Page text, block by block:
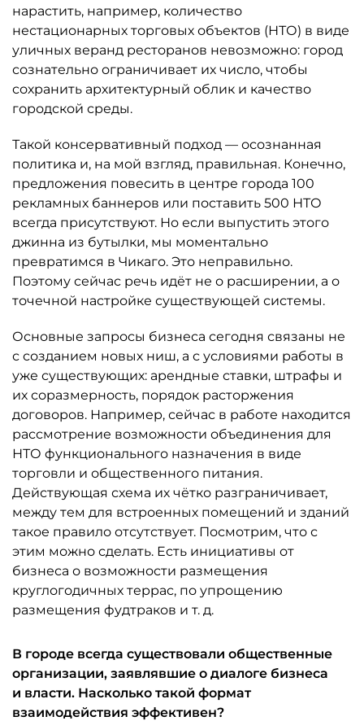
нарастить, например, количество
нестационарных торговых объектов (НТО) в виде
уличных веранд ресторанов невозможно: город
сознательно ограничивает их число, чтобы
сохранить архитектурный облик и качество
городской среды.
Такой консервативный подход — осознанная
политика и, на мой взгляд, правильная. Конечно,
предложения повесить в центре города 100
рекламных баннеров или поставить 500 НТО
всегда присутствуют. Но если выпустить этого
джинна из бутылки, мы моментально
превратимся в Чикаго. Это неправильно.
Поэтому сейчас речь идёт не о расширении, а о
точечной настройке существующей системы.
Основные запросы бизнеса сегодня связаны не
с созданием новых ниш, а с условиями работы в
уже существующих: арендные ставки, штрафы и
их соразмерность, порядок расторжения
договоров. Например, сейчас в работе находится
рассмотрение возможности объединения для
НТО функционального назначения в виде
торговли и общественного питания.
Действующая схема их чётко разграничивает,
между тем для встроенных помещений и зданий
такое правило отсутствует. Посмотрим, что с
этим можно сделать. Есть инициативы от
бизнеса о возможности размещения
круглогодичных террас, по упрощению
размещения фудтраков и т. д.
В городе всегда существовали общественные
организации, заявлявшие о диалоге бизнеса
и власти. Насколько такой формат
взаимодействия эффективен?